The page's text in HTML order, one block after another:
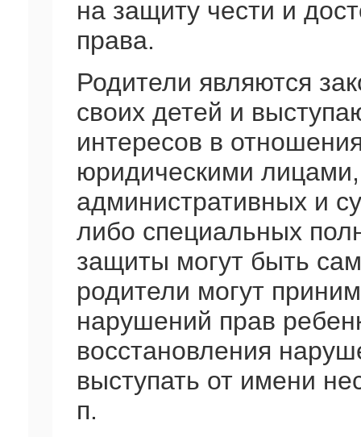
на защиту чести и
права.
Родители являются
своих детей и
интересов в
юридическими
административных и
либо специальных
защиты могут быть
родители могут
нарушений прав
восстановления
выступать от имени
п.